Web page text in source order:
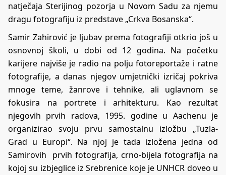
natječaja Sterijinog pozorja u Novom Sadu za njemu
dragu fotografiju iz predstave „Crkva Bosanska“.
Samir Zahirović je ljubav prema fotografiji otkrio još u
osnovnoj školi, u dobi od 12 godina. Na početku
karijere najviše je radio na polju fotoreportaže i ratne
fotografije, a danas njegov umjetnički izričaj pokriva
mnoge teme, žanrove i tehnike, ali uglavnom se
fokusira na portrete i arhitekturu. Kao rezultat
njegovih prvih radova, 1995. godine u Aachenu je
organizirao svoju prvu samostalnu izložbu „Tuzla-
Grad u Europi“. Na njoj je tada izložena jedna od
Samirovih prvih fotografija, crno-bijela fotografija na
kojoj su izbjeglice iz Srebrenice koje je UNHCR doveo u